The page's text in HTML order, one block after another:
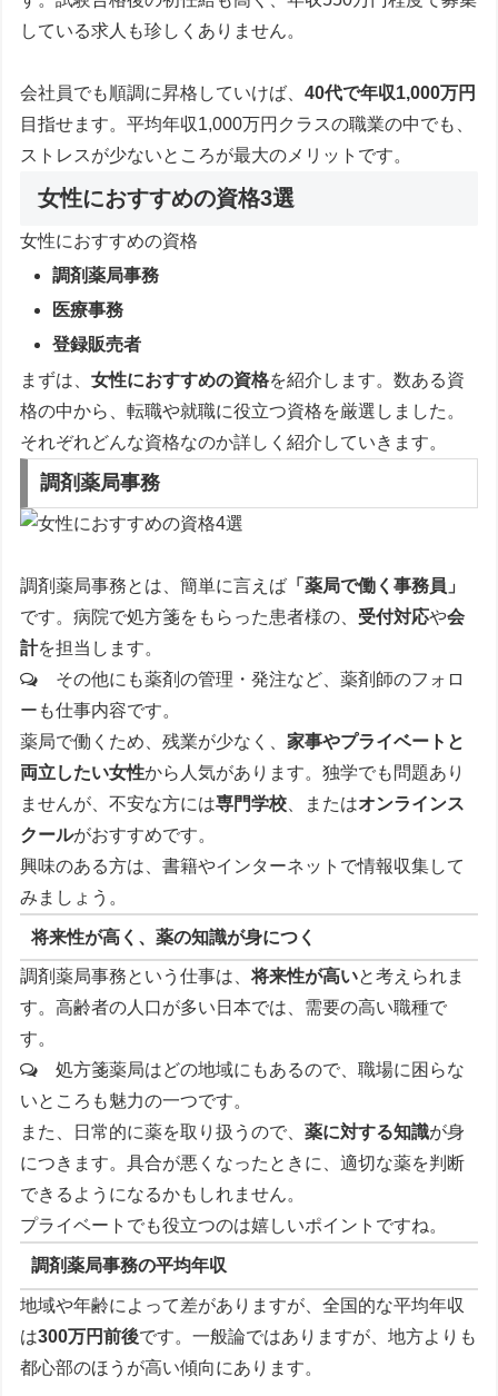
している求人も珍しくありません。
会社員でも順調に昇格していけば、40代で年収1,000万円
目指せます。平均年収1,000万円クラスの職業の中でも、
ストレスが少ないところが最大のメリットです。
女性におすすめの資格3選
女性におすすめの資格
調剤薬局事務
医療事務
登録販売者
まずは、女性におすすめの資格を紹介します。数ある資
格の中から、転職や就職に役立つ資格を厳選しました。
それぞれどんな資格なのか詳しく紹介していきます。
調剤薬局事務
調剤薬局事務とは、簡単に言えば 「薬局で働く事務員」
です。病院で処方箋をもらった患者様の、 受付対応や会
計を担当します。
その他にも薬剤の管理・発注など、薬剤師のフォロ
ーも仕事内容です。
薬局で働くため、残業が少なく、家事やプライベートと
両立したい女性から人気があります。独学でも問題あり
ませんが、不安な方には専門学校 、またはオンラインス
クールがおすすめです。
興味のある方は、書籍やインターネットで情報収集して
みましょう。
将来性が高く、薬の知識が身につく
調剤薬局事務という仕事は、将来性が高いと考えられま
す。高齢者の人口が多い日本では、需要の高い職種で
す。
処方箋薬局はどの地域にもあるので、職場に困らな
いところも魅力の一つです。
また、日常的に薬を取り扱うので、薬に対する知識が身
につきます。具合が悪くなったときに、適切な薬を判断
できるようになるかもしれません。
プライベートでも役立つのは嬉しいポイントですね。
調剤薬局事務の平均年収
地域や年齢によって差がありますが、全国的な平均年収
は300万円前後です。一般論ではありますが、地方よりも
都心部のほうが高い傾向にあります。